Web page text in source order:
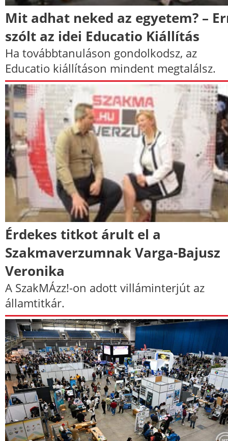
Mit adhat neked az egyetem? –
szólt az idei Educatio Kiállítás
Ha továbbtanuláson gondolkodsz, az
Educatio kiállításon mindent megtalálsz.
Érdekes titkot árult el a
Szakmaverzumnak Varga-Bajusz
Veronika
A SzakMÁzz!-on adott villáminterjút az
államtitkár.